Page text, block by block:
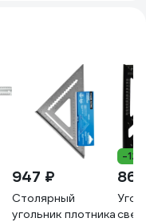
947 ₽
Столярный
угольник плотника
-12%